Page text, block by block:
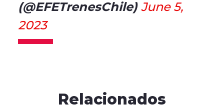
(@EFETrenesChile)June 5,
2023
Relacionados